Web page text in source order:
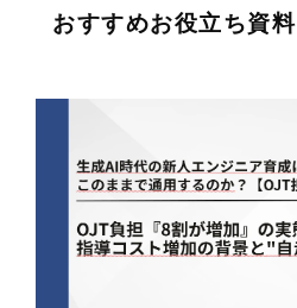
おすすめお役立ち資料